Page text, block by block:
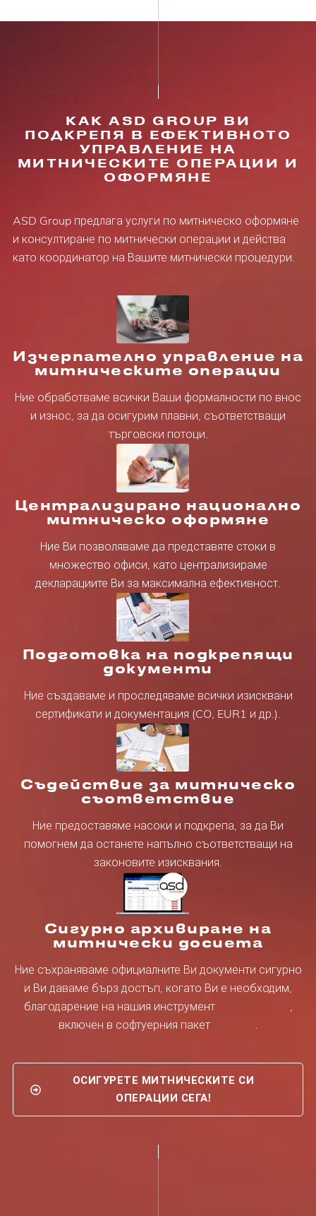
КАК ASD GROUP ВИ
ПОДКРЕПЯ В ЕФЕКТИВНОТО
УПРАВЛЕНИЕ НА
МИТНИЧЕСКИТЕ ОПЕРАЦИИ И
ОФОРМЯНЕ
ASD Group предлага услуги по митническо оформяне
и консултиране по митнически операции и действа
като координатор на Вашите митнически процедури.
Изчерпателно управление на
митническите операции
Ние обработваме всички Ваши формалности по внос
и износ, за да осигурим плавни, съответстващи
търговски потоци.
Централизирано национално
митническо оформяне
Ние Ви позволяваме да представяте стоки в
множество офиси, като централизираме
декларациите Ви за максимална ефективност.
Подготовка на подкрепящи
документи
Ние създаваме и проследяваме всички изисквани
сертификати и документация (CO, EUR1 и др.).
Съдействие за митническо
съответствие
Ние предоставяме насоки и подкрепа, за да Ви
помогнем да останете напълно съответстващи на
законовите изисквания.
Сигурно архивиране на
митнически досиета
Ние съхраняваме официалните Ви документи сигурно
и Ви даваме бърз достъп, когато Ви е необходим,
благодарение на нашия инструмент
,
включен в софтуерния пакет
.
ОСИГУРЕТЕ МИТНИЧЕСКИТЕ СИ
ОПЕРАЦИИ СЕГА!